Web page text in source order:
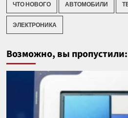
ЧТО НОВОГО АВТОМОБИЛИ
ЭЛЕКТРОНИКА
Возможно, вы пропустили: